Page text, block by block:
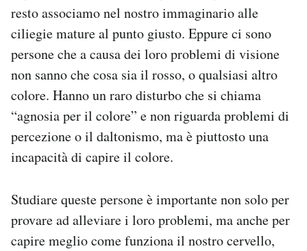
Area Personale
Notifiche mobile
Regala il Post
Hai bisogno di aiuto?
Esci
resto associamo nel nostro immaginario alle
ciliegie mature al punto giusto. Eppure ci sono
persone che a causa dei loro problemi di visione
non sanno che cosa sia il rosso, o qualsiasi altro
colore. Hanno un raro disturbo che si chiama
“agnosia per il colore” e non riguarda problemi di
percezione o il daltonismo, ma è piuttosto una
incapacità di capire il colore.
Studiare queste persone è importante non solo per
provare ad alleviare i loro problemi, ma anche per
capire meglio come funziona il nostro cervello,